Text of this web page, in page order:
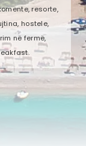
resorte,
hostele,
në fermë,